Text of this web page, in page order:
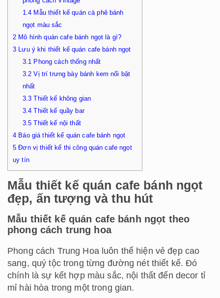
1.4 Mẫu thiết kế quán cà phê bánh
ngọt màu sắc
2 Mô hình quán cafe bánh ngọt là gì?
3 Lưu ý khi thiết kế quán cafe bánh ngọt
3.1 Phong cách thống nhất
3.2 Vị trí trưng bày bánh kem nổi bật
nhất
3.3 Thiết kế không gian
3.4 Thiết kế quầy bar
3.5 Thiết kế nội thất
4 Báo giá thiết kế quán cafe bánh ngọt
5 Đơn vị thiết kế thi công quán cafe ngọt
uy tín
Mẫu thiết kế quán cafe bánh ngọt
đẹp, ấn tượng và thu hút
Mẫu thiết kế quán cafe bánh ngọt theo
phong cách trung hoa
Phong cách Trung Hoa luôn thể hiện vẻ đẹp cao
sang, quý tộc trong từng đường nét thiết kế. Đó
chính là sự kết hợp màu sắc, nội thất đến decor tỉ
mỉ hài hòa trong một trong gian.